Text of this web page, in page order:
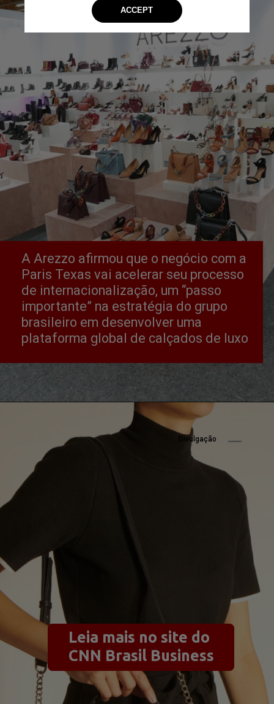
A Arezzo afirmou que o negócio com a
Paris Texas vai acelerar seu processo
de internacionalização, um “passo
importante” na estratégia do grupo
brasileiro em desenvolver uma
plataforma global de calçados de luxo
Leia mais no site do
CNN Brasil Business
Divulgação